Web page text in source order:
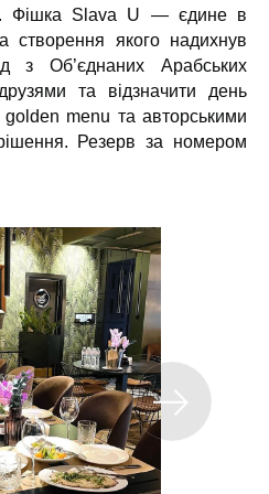
Фішка Slava U — єдине в
створення якого надихнув
з Об’єднаних Арабських
та відзначити день
menu та авторськими
Резерв за номером